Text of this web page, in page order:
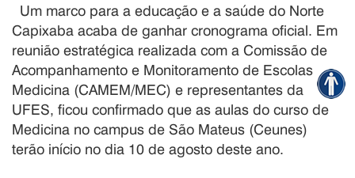
Um marco para a educação e a saúde do Norte
Capixaba acaba de ganhar cronograma oficial. Em
reunião estratégica realizada com a Comissão de
Acompanhamento e Monitoramento de Escolas de
Medicina (CAMEM/MEC) e representantes da
UFES, ficou confirmado que as aulas do curso de
Medicina no campus de São Mateus (Ceunes)
terão início no dia 10 de agosto deste ano.